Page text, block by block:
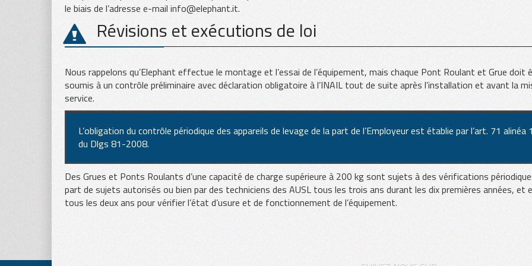
le biais de l’adresse e-mail info@elephant.it.
Révisions et exécutions de loi
Nous rappelons qu’Elephant effectue le montage et l’essai de l’équipement, mais chaque Pont Roulant et Grue doit
soumis à un contrôle préliminaire avec déclaration obligatoire à l’INAIL tout de suite après l’installation et avant la
service.
L’obligation du contrôle périodique des appareils de levage de la part de l’Employeur est établie par l’art. 71 alinéa
du Dlgs 81-2008.
Des Grues et Ponts Roulants d’une capacité de charge supérieure à 200 kg sont sujets à des vérifications
part de sujets autorisés ou bien par des techniciens des AUSL tous les trois ans durant les dix premières années, et
tous les deux ans pour vérifier l’état d’usure et de fonctionnement de l’équipement.